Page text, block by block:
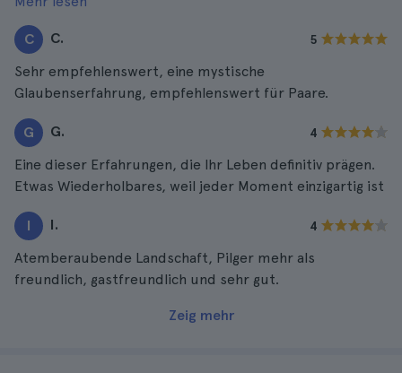
hat sich nach der Reise verändert.
C C. 5
Sehr empfehlenswert, eine mystische
Glaubenserfahrung, empfehlenswert für Paare.
G G. 4
Eine dieser Erfahrungen, die Ihr Leben definitiv prägen.
Etwas Wiederholbares, weil jeder Moment einzigartig ist
I I. 4
Atemberaubende Landschaft, Pilger mehr als
freundlich, gastfreundlich und sehr gut.
Zeig mehr